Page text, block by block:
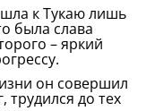
к Тукаю лишь
была слава
– яркий
он совершил
до тех